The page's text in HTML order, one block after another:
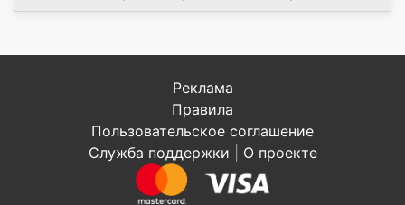
Реклама
Правила
Пользовательское соглашение
Служба поддержки
О проекте